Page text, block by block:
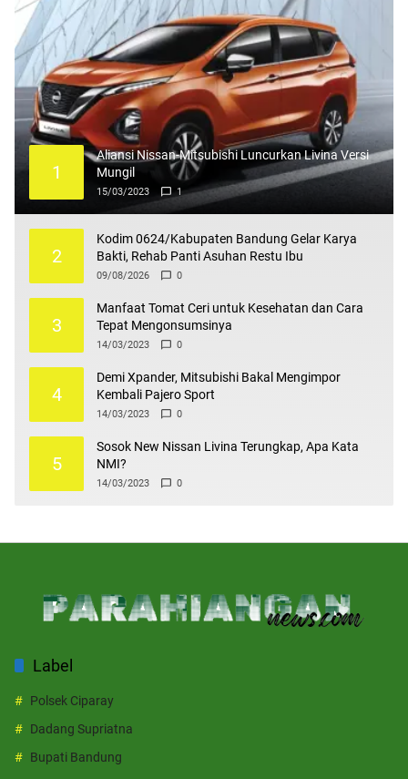
1
Aliansi Nissan-Mitsubishi Luncurkan Livina Versi
Mungil
15/03/2023 1
2
Kodim 0624/Kabupaten Bandung Gelar Karya
Bakti, Rehab Panti Asuhan Restu Ibu
09/08/2026 0
3
Manfaat Tomat Ceri untuk Kesehatan dan Cara
Tepat Mengonsumsinya
14/03/2023 0
4
Demi Xpander, Mitsubishi Bakal Mengimpor
Kembali Pajero Sport
14/03/2023 0
5
Sosok New Nissan Livina Terungkap, Apa Kata
NMI?
14/03/2023 0
Label
Polsek Ciparay
Dadang Supriatna
Bupati Bandung